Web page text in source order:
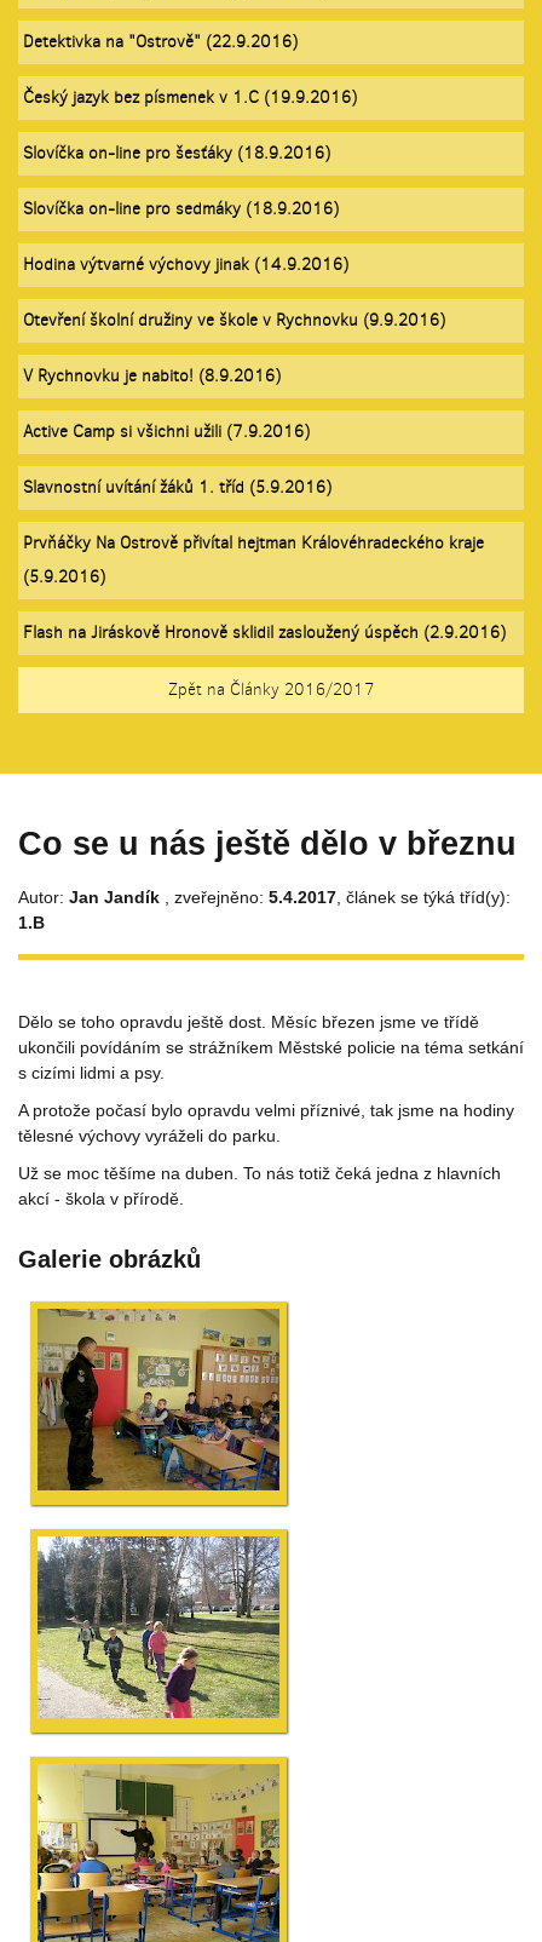
Detektivka na "Ostrově" (22.9.2016)
Český jazyk bez písmenek v 1.C (19.9.2016)
Slovíčka on-line pro šesťáky (18.9.2016)
Slovíčka on-line pro sedmáky (18.9.2016)
Hodina výtvarné výchovy jinak (14.9.2016)
Otevření školní družiny ve škole v Rychnovku (9.9.2016)
V Rychnovku je nabito! (8.9.2016)
Active Camp si všichni užili (7.9.2016)
Slavnostní uvítání žáků 1. tříd (5.9.2016)
Prvňáčky Na Ostrově přivítal hejtman Královéhradeckého kraje
(5.9.2016)
Flash na Jiráskově Hronově sklidil zasloužený úspěch (2.9.2016)
Zpět na Články 2016/2017
Co se u nás ještě dělo v březnu
Autor: Jan Jandík , zveřejněno: 5.4.2017 , článek se týká tříd(y):
1.B
Dělo se toho opravdu ještě dost. Měsíc březen jsme ve třídě
ukončili povídáním se strážníkem Městské policie na téma setkání
s cizími lidmi a psy.
A protože počasí bylo opravdu velmi příznivé, tak jsme na hodiny
tělesné výchovy vyráželi do parku.
Už se moc těšíme na duben. To nás totiž čeká jedna z hlavních
akcí - škola v přírodě.
Galerie obrázků